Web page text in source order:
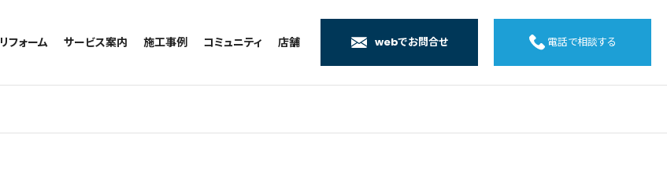
リフォーム
お風呂のリフォーム
洗面台のリフォーム
サービス案内
相談室・よくある質問
施工事例
トイレの施工事例
キッチンの施工事例
コミュニティ
アルブル通信
ブログ
店舗
墨田店
日本橋店
webでお問合せ 電話で相談する